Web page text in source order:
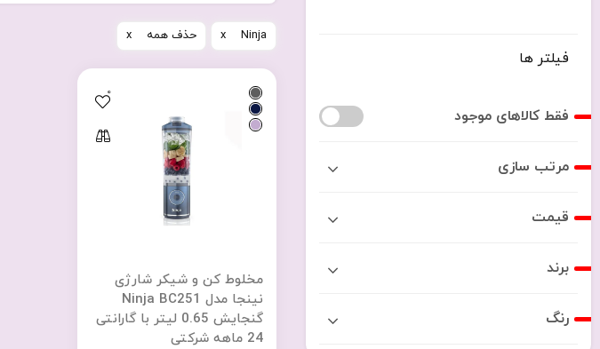
Ninja حذف همه
مخلوط کن و شیکر شارژی
نینجا مدل Ninja BC251
گنجایش 0.65 لیتر با گارانتی
24 ماهه شرکتی
0
فیلتر ها
فقط کالاهای موجود
مرتب سازی
قیمت
برند
رنگ